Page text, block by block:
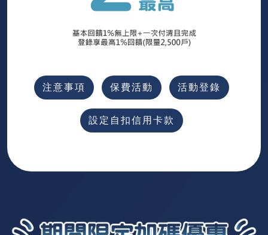
注意事項 保費活動 活動登錄
設定自扣信用卡款